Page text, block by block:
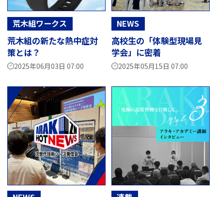
荒木組ワークス
荒木組の新たな熱中症対
策とは？
2025年06月03日 07:00
NEWS
高校生の「体験型現場見
学会」に密着
2025年05月15日 07:00